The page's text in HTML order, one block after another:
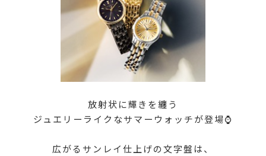
放射状に輝きを纏う
ジュエリーライクなサマーウォッチが登場⌚
広がるサンレイ仕上げの文字盤は、